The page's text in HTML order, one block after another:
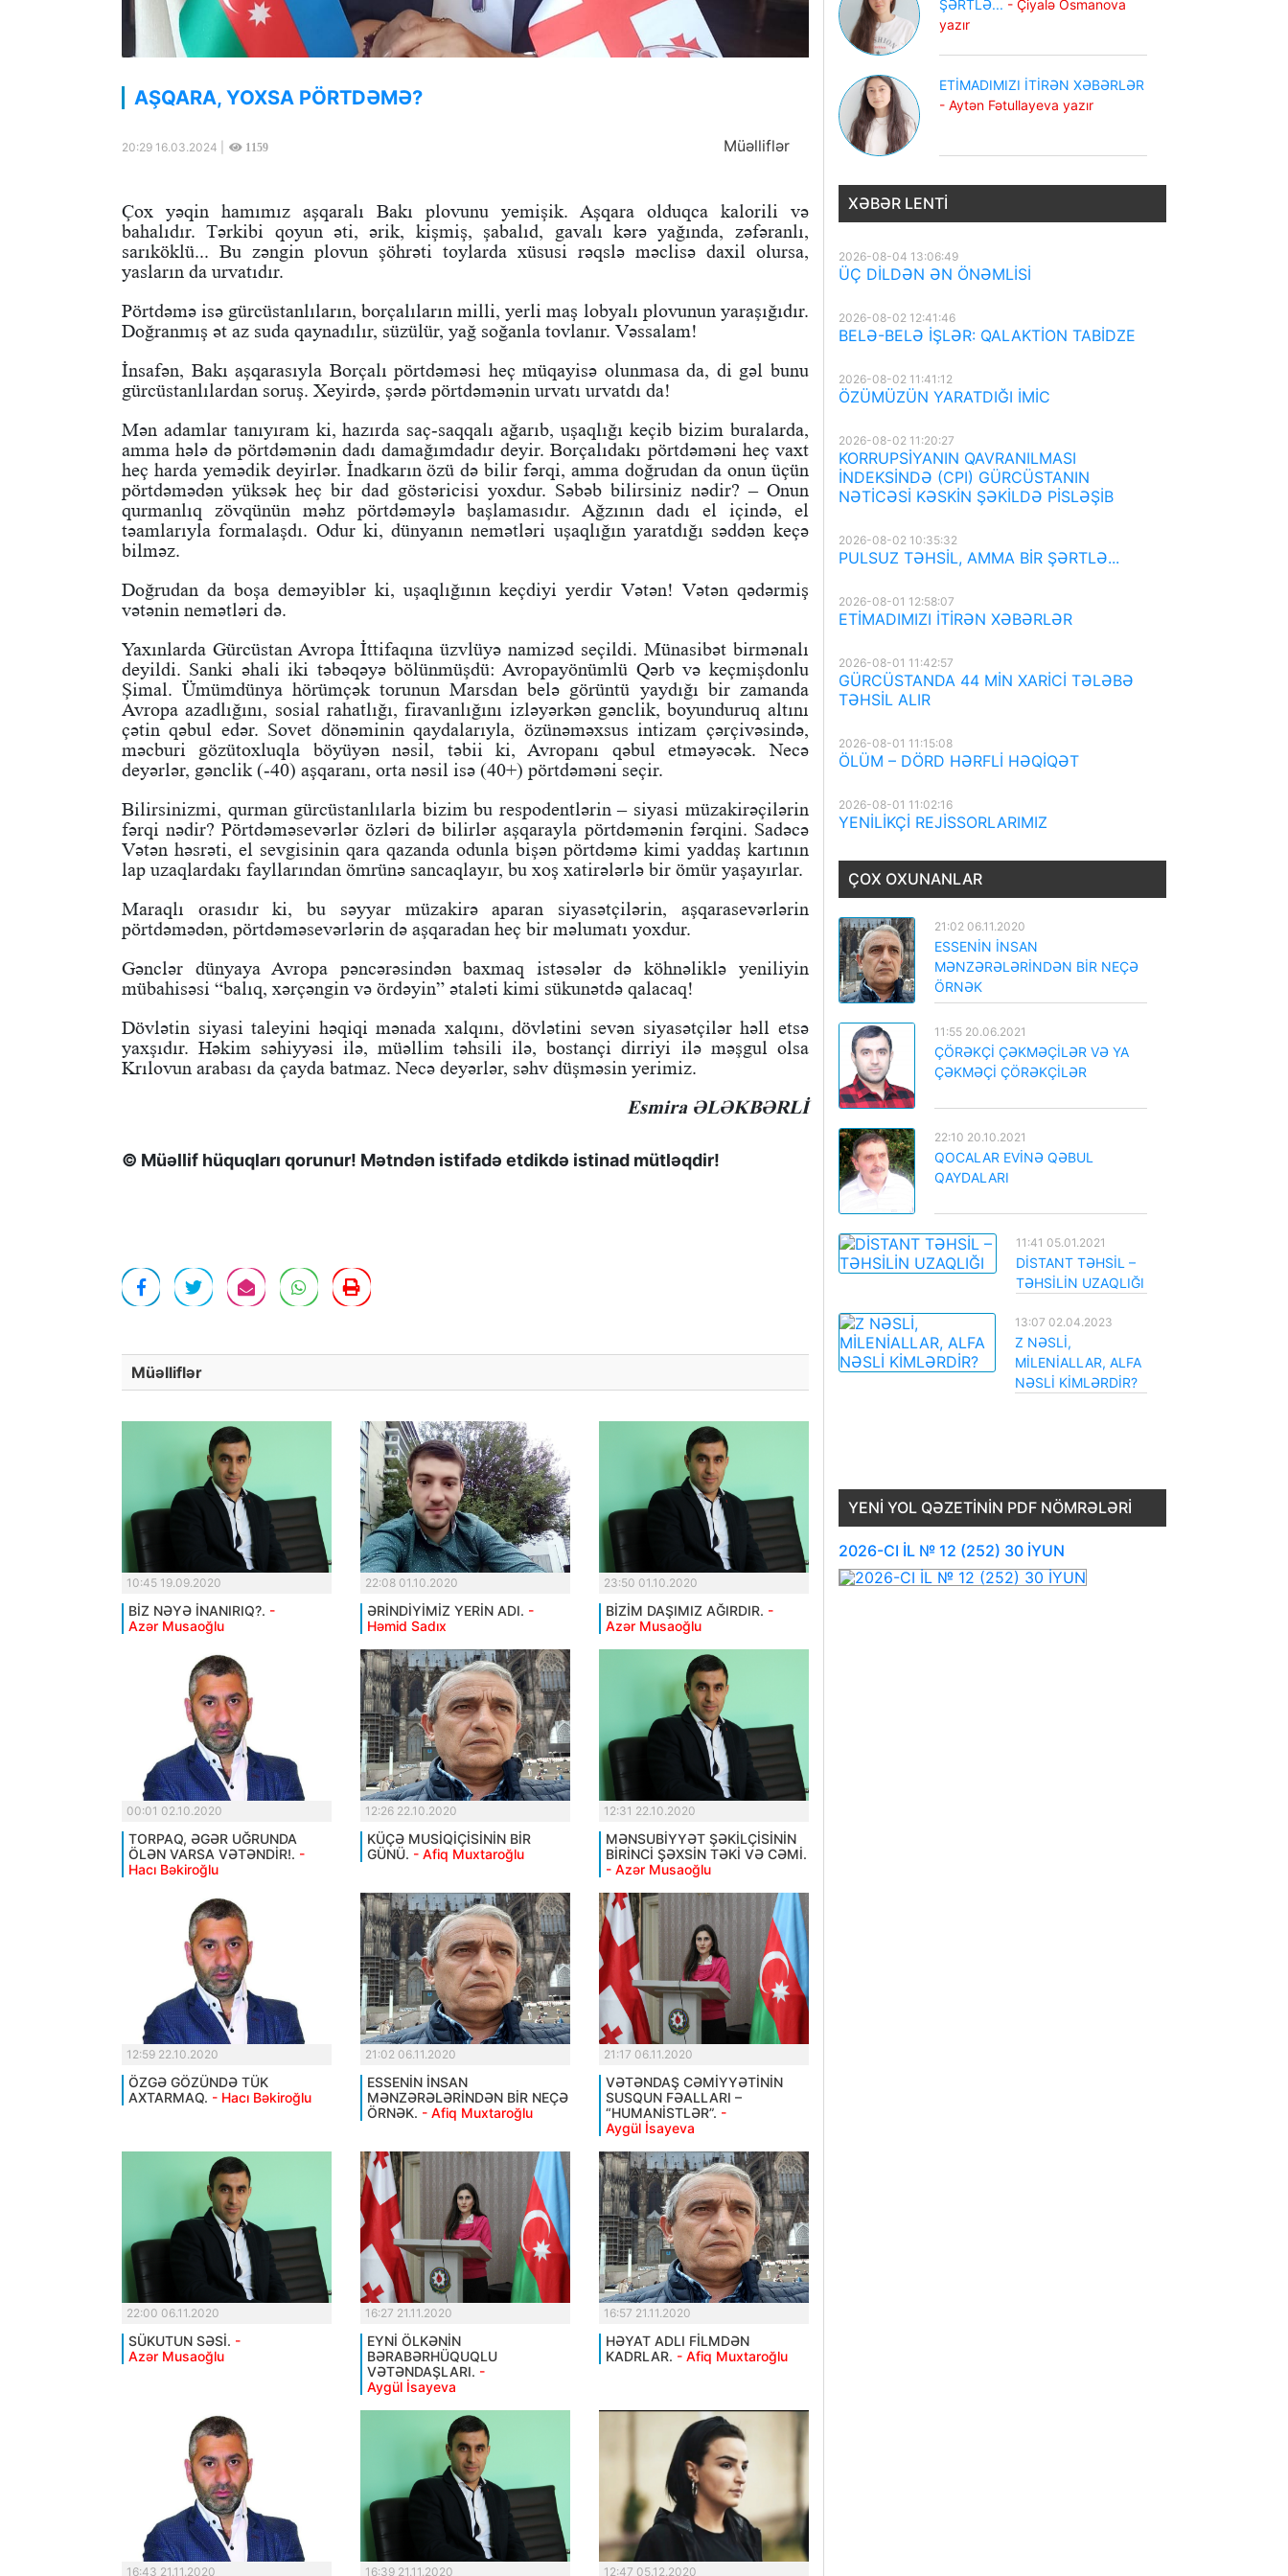
AŞQARA, YOXSA PÖRTDƏMƏ?
20:29 16.03.2024 | 1159 Müəlliflər
Çox yəqin hamımız aşqaralı Bakı plovunu yemişik. Aşqara olduqca kalorili və
bahalıdır. Tərkibi qoyun əti, ərik, kişmiş, şabalıd, gavalı kərə yağında, zəfəranlı,
sarıköklü... Bu zəngin plovun şöhrəti toylarda xüsusi rəqslə məclisə daxil olursa,
yasların da urvatıdır.
Pörtdəmə isə gürcüstanlıların, borçalıların milli, yerli maş lobyalı plovunun yaraşığıdır.
Doğranmış ət az suda qaynadılır, süzülür, yağ soğanla tovlanır. Vəssalam!
İnsafən, Bakı aşqarasıyla Borçalı pörtdəməsi heç müqayisə olunmasa da, di gəl bunu
gürcüstanlılardan soruş. Xeyirdə, şərdə pörtdəmənin urvatı urvatdı da!
Mən adamlar tanıyıram ki, hazırda saç-saqqalı ağarıb, uşaqlığı keçib bizim buralarda,
amma hələ də pörtdəmənin dadı damağımdadır deyir. Borçalıdakı pörtdəməni heç vaxt
heç harda yemədik deyirlər. İnadkarın özü də bilir fərqi, amma doğrudan da onun üçün
pörtdəmədən yüksək heç bir dad göstəricisi yoxdur. Səbəb bilirsiniz nədir? – Onun
qurmanlıq zövqünün məhz pörtdəməylə başlamasıdır. Ağzının dadı el içində, el
təamlarıyla formalaşdı. Odur ki, dünyanın nemətləri uşaqlığın yaratdığı səddən keçə
bilməz.
Doğrudan da boşa deməyiblər ki, uşaqlığının keçdiyi yerdir Vətən! Vətən qədərmiş
vətənin nemətləri də.
Yaxınlarda Gürcüstan Avropa İttifaqına üzvlüyə namizəd seçildi. Münasibət birmənalı
deyildi. Sanki əhali iki təbəqəyə bölünmüşdü: Avropayönümlü Qərb və keçmişdonlu
Şimal. Ümümdünya hörümçək torunun Marsdan belə görüntü yaydığı bir zamanda
Avropa azadlığını, sosial rahatlığı, firavanlığını izləyərkən gənclik, boyunduruq altını
çətin qəbul edər. Sovet dönəminin qaydalarıyla, özünəməxsus intizam çərçivəsində,
məcburi gözütoxluqla böyüyən nəsil, təbii ki, Avropanı qəbul etməyəcək. Necə
deyərlər, gənclik (-40) aşqaranı, orta nəsil isə (40+) pörtdəməni seçir.
Bilirsinizmi, qurman gürcüstanlılarla bizim bu respodentlərin – siyasi müzakirəçilərin
fərqi nədir? Pörtdəməsevərlər özləri də bilirlər aşqarayla pörtdəmənin fərqini. Sadəcə
Vətən həsrəti, el sevgisinin qara qazanda odunla bişən pörtdəmə kimi yaddaş kartının
lap uzaqlardakı fayllarından ömrünə sancaqlayır, bu xoş xatirələrlə bir ömür yaşayırlar.
Maraqlı orasıdır ki, bu səyyar müzakirə aparan siyasətçilərin, aşqarasevərlərin
pörtdəmədən, pörtdəməsevərlərin də aşqaradan heç bir məlumatı yoxdur.
Gənclər dünyaya Avropa pəncərəsindən baxmaq istəsələr də köhnəliklə yeniliyin
mübahisəsi “balıq, xərçəngin və ördəyin” ətaləti kimi sükunətdə qalacaq!
Dövlətin siyasi taleyini həqiqi mənada xalqını, dövlətini sevən siyasətçilər həll etsə
yaxşıdır. Həkim səhiyyəsi ilə, müəllim təhsili ilə, bostançi dirriyi ilə məşgul olsa
Krılovun arabası da çayda batmaz. Necə deyərlər, səhv düşməsin yerimiz.
Esmira ƏLƏKBƏRLİ
© Müəllif hüquqları qorunur! Mətndən istifadə etdikdə istinad mütləqdir!
Müəlliflər
10:45 19.09.2020
BİZ NƏYƏ İNANIRIQ?. -
Azər Musaoğlu
22:08 01.10.2020
ƏRİNDİYİMİZ YERİN ADI. -
Həmid Sadıx
23:50 01.10.2020
BİZİM DAŞIMIZ AĞIRDIR. -
Azər Musaoğlu
00:01 02.10.2020
TORPAQ, ƏGƏR UĞRUNDA
ÖLƏN VARSA VƏTƏNDİR!. -
Hacı Bəkiroğlu
12:26 22.10.2020
KÜÇƏ MUSİQİÇİSİNİN BİR
GÜNÜ. - Afiq Muxtaroğlu
12:31 22.10.2020
MƏNSUBİYYƏT ŞƏKİLÇİSİNİN
BİRİNCİ ŞƏXSİN TƏKİ VƏ CƏMİ.
- Azər Musaoğlu
12:59 22.10.2020
ÖZGƏ GÖZÜNDƏ TÜK
AXTARMAQ. - Hacı Bəkiroğlu
21:02 06.11.2020
ESSENİN İNSAN
MƏNZƏRƏLƏRİNDƏN BİR NEÇƏ
ÖRNƏK. - Afiq Muxtaroğlu
21:17 06.11.2020
VƏTƏNDAŞ CƏMİYYƏTİNİN
SUSQUN FƏALLARI –
“HUMANİSTLƏR”. -
Aygül İsayeva
22:00 06.11.2020
SÜKUTUN SƏSİ. -
Azər Musaoğlu
16:27 21.11.2020
EYNİ ÖLKƏNİN
BƏRABƏRHÜQUQLU
VƏTƏNDAŞLARI. -
Aygül İsayeva
16:57 21.11.2020
HƏYAT ADLI FİLMDƏN
KADRLAR. - Afiq Muxtaroğlu
16:43 21.11.2020 16:39 21.11.2020 12:47 05.12.2020
ŞƏRTLƏ... - Çiyalə Osmanova
yazır
ETİMADIMIZI İTİRƏN XƏBƏRLƏR
- Aytən Fətullayeva yazır
XƏBƏR LENTI
2026-08-04 13:06:49
ÜÇ DİLDƏN ƏN ÖNƏMLİSİ
2026-08-02 12:41:46
BELƏ-BELƏ İŞLƏR: QALAKTİON TABİDZE
2026-08-02 11:41:12
ÖZÜMÜZÜN YARATDIĞI İMİC
2026-08-02 11:20:27
KORRUPSİYANIN QAVRANILMASI
İNDEKSİNDƏ (CPI) GÜRCÜSTANIN
NƏTİCƏSİ KƏSKİN ŞƏKİLDƏ PİSLƏŞİB
2026-08-02 10:35:32
PULSUZ TƏHSİL, AMMA BİR ŞƏRTLƏ...
2026-08-01 12:58:07
ETİMADIMIZI İTİRƏN XƏBƏRLƏR
2026-08-01 11:42:57
GÜRCÜSTANDA 44 MİN XARİCİ TƏLƏBƏ
TƏHSİL ALIR
2026-08-01 11:15:08
ÖLÜM – DÖRD HƏRFLİ HƏQİQƏT
2026-08-01 11:02:16
YENİLİKÇİ REJİSSORLARIMIZ
ÇOX OXUNANLAR
21:02 06.11.2020
ESSENİN İNSAN
MƏNZƏRƏLƏRİNDƏN BİR NEÇƏ
ÖRNƏK
11:55 20.06.2021
ÇÖRƏKÇİ ÇƏKMƏÇİLƏR VƏ YA
ÇƏKMƏÇİ ÇÖRƏKÇİLƏR
22:10 20.10.2021
QOCALAR EVİNƏ QƏBUL
QAYDALARI
11:41 05.01.2021
DİSTANT TƏHSİL –
TƏHSİLİN UZAQLIĞI
13:07 02.04.2023
Z NƏSLİ,
MİLENİALLAR, ALFA
NƏSLİ KİMLƏRDİR?
YENI YOL QƏZETININ PDF NÖMRƏLƏRI
2026-CI İL № 12 (252) 30 İYUN